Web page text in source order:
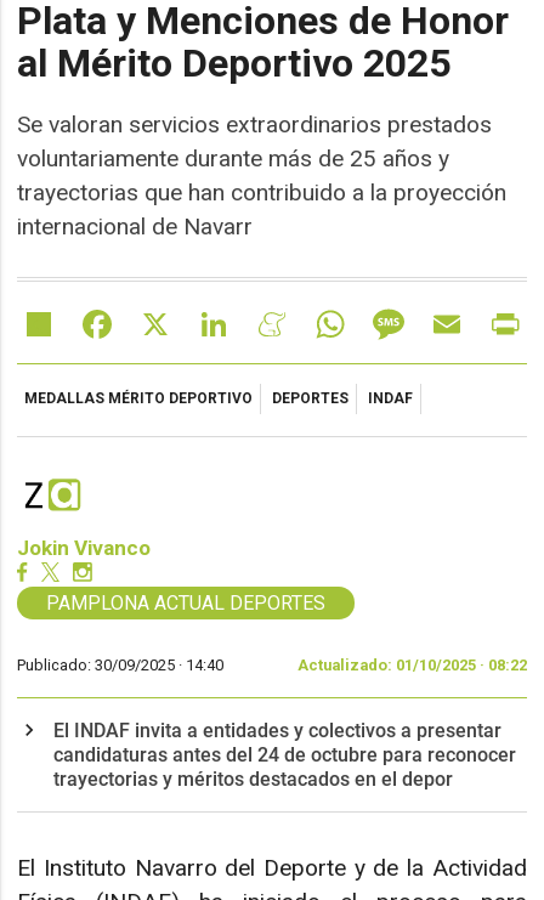
Plata y Menciones de Honor
al Mérito Deportivo 2025
Se valoran servicios extraordinarios prestados
voluntariamente durante más de 25 años y
trayectorias que han contribuido a la proyección
internacional de Navarr
Share Facebook LinkedIn MeneameWhatsAppMessageEmail
MEDALLAS MÉRITO DEPORTIVO DEPORTES INDAF
Jokin Vivanco
PAMPLONA ACTUAL DEPORTES
Publicado: 30/09/2025 · 14:40 Actualizado: 01/10/2025 · 08:22
El INDAF invita a entidades y colectivos a presentar
candidaturas antes del 24 de octubre para reconocer
trayectorias y méritos destacados en el depor
El Instituto Navarro del Deporte y de la Actividad